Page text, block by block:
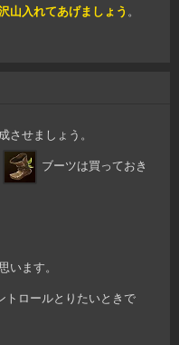
山入れてあげましょう 。
させましょう。
ブーツは買っておき
ます。
トロールとりたいときで